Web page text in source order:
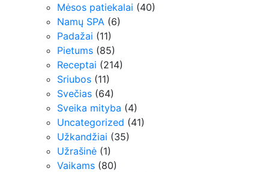
Mėsos patiekalai (40)
Namų SPA (6)
Padažai (11)
Pietums (85)
Receptai (214)
Sriubos (11)
Svečias (64)
Sveika mityba (4)
Uncategorized (41)
Užkandžiai (35)
Užrašinė (1)
Vaikams (80)